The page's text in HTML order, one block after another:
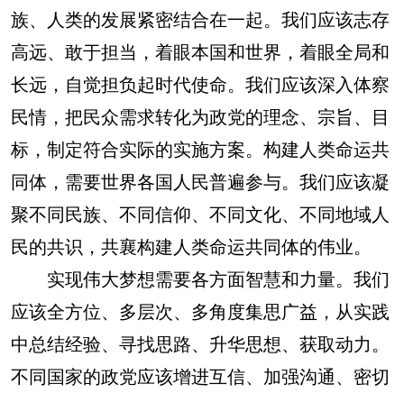
族、人类的发展紧密结合在一起。我们应该志存
高远、敢于担当，着眼本国和世界，着眼全局和
长远，自觉担负起时代使命。我们应该深入体察
民情，把民众需求转化为政党的理念、宗旨、目
标，制定符合实际的实施方案。构建人类命运共
同体，需要世界各国人民普遍参与。我们应该凝
聚不同民族、不同信仰、不同文化、不同地域人
民的共识，共襄构建人类命运共同体的伟业。
实现伟大梦想需要各方面智慧和力量。我们
应该全方位、多层次、多角度集思广益，从实践
中总结经验、寻找思路、升华思想、获取动力。
不同国家的政党应该增进互信、加强沟通、密切